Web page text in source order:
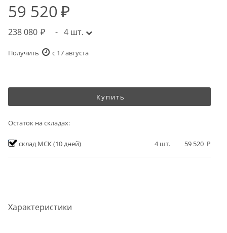
Характеристики
59 520
238 080 - 4 шт.
Получить c 17 августа
Купить
Остаток на складах:
склад МСК(10 дней) 4шт. 59 520